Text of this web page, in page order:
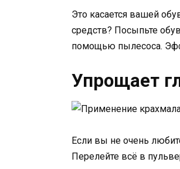
Это касается вашей
средств? Посыпьте
помощью пылесоса.
Упрощает
Если вы не очень
Перелейте всё в